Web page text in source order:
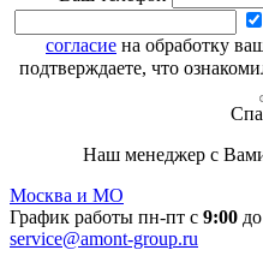
согласие на обработку
подтверждаете, что
Наш менеджер с Вами
Москва и МО
График работы пн-пт с 9:00 до
service@amont-group.ru